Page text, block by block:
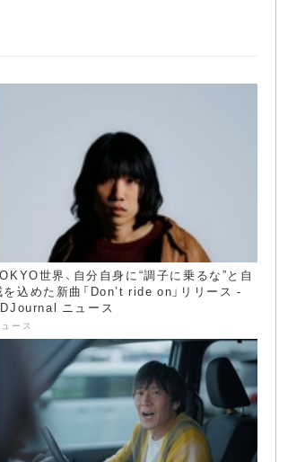
世界、自分自身に“調子に乗るな”と自
を込めた新曲「Don’t ride on」リリース -
ニュース
ース